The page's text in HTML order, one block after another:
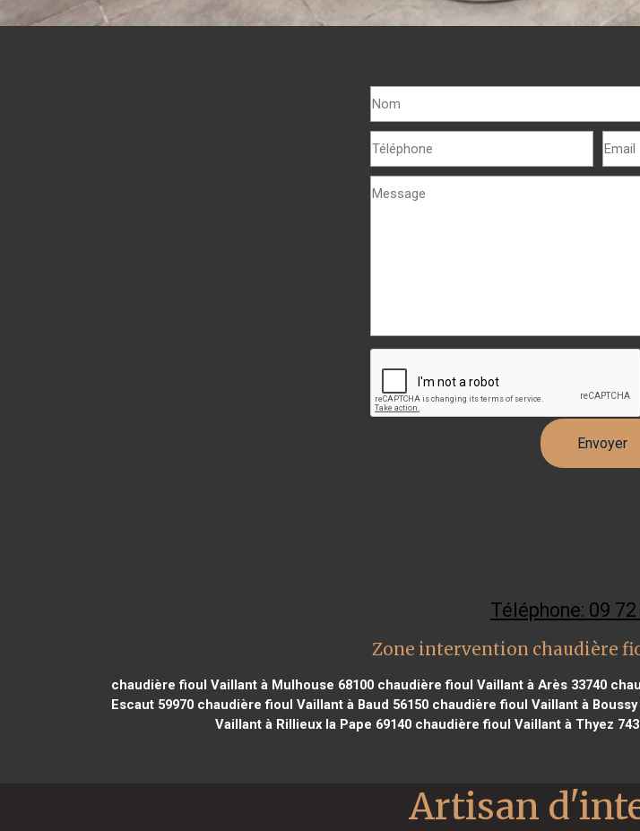
Téléphone: 09
Zone intervention chaudière
chaudière fioul Vaillant à Mulhouse 68100chaudière fioul Vaillant à Arès 33740
Escaut 59970 chaudière fioul Vaillant à Baud 56150 chaudière fioul Vaillant à
Vaillant à Rillieux la Pape 69140 chaudière fioul Vaillant à Thyez
Artisan